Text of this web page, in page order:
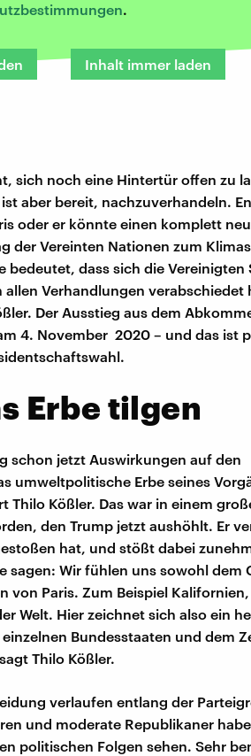
.
Inhalt immer laden
sich noch eine Hintertür offen zu
aber bereit, nachzuverhandeln.
oder er könnte einen komplett
der Vereinten Nationen zum
bedeutet, dass sich die Vereinigten
Verhandlungen verabschiedet
Der Ausstieg aus dem
4. November 2020 – und das ist
Erbe tilgen
schon jetzt Auswirkungen auf den
umweltpolitische Erbe seines
Thilo Kößler. Das war in einem
den Trump jetzt aushöhlt. Er
hat, und stößt dabei
sagen: Wir fühlen uns sowohl dem
von Paris. Zum Beispiel
Welt. Hier zeichnet sich also ein
Bundesstaaten und dem
Thilo Kößler.
verlaufen entlang der
und moderate Republikaner
politischen Folgen sehen. Sehr